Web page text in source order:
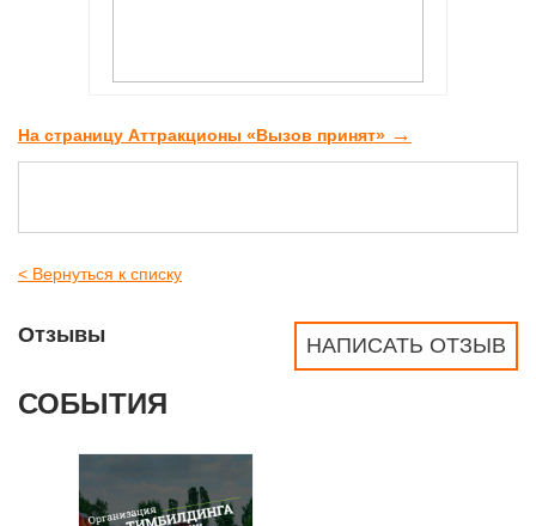
На страницу Аттракционы «Вызов принят» →
< Вернуться к списку
НАПИСАТЬ ОТЗЫВ
Отзывы
СОБЫТИЯ